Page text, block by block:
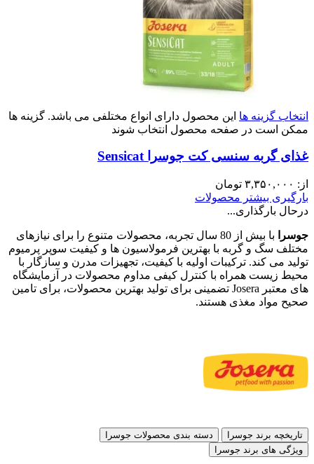
انتخاب گزینه ها این محصول دارای انواع مختلفی می باشد. گزینه ها
ممکن است در صفحه محصول انتخاب شوند
غذای گربه سنسی کت جوسرا Sensicat
از: ۳,۳۵۰,۰۰۰ تومان
بارگیری بیشتر محصولات
درحال بارگذاری...
جوسرا
با بیش از 80 سال تجربه، محصولات متنوع را برای نیازهای
مختلف سگ و گربه با بهترین فرمولاسیون ها و کیفیت سوپر پرمیوم
تولید می کند. ترکیبات اولیه با کیفیت، تجهیزات مدرن و سازگار با
محیط زیست همراه با کنترل کیفی مداوم محصولات در آزمایشگاه
های معتبر Josera تضمینی برای تولید بهترین محصولات، برای تامین
صحیح مواد مغذی هستند.
تاریخچه برند جوسرا
دسته بندی محصولات جوسرا
ویژگی های برند جوسرا